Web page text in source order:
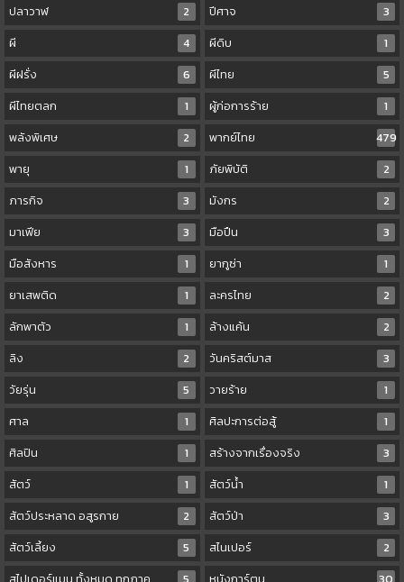
ปลาวาฬ
2 ปีศาจ
3
ผี
4 ผีดิบ
1
ผีฝรั่ง
6 ผีไทย
5
ผีไทยตลก
1 ผู้ก่อการร้าย
1
พลังพิเศษ
2 พากย์ไทย
479
พายุ
1 ภัยพิบัติ
2
ภารกิจ
3 มังกร
2
มาเฟีย
3 มือปืน
3
มือสังหาร
1 ยากูซ่า
1
ยาเสพติด
1 ละครไทย
2
ลักพาตัว
1 ล้างแค้น
2
ลิง
2 วันคริสต์มาส
3
วัยรุ่น
5 วายร้าย
1
ศาล
1 ศิลปะการต่อสู้
1
ศิลปิน
1 สร้างจากเรื่องจริง
3
สัตว์
1 สัตว์น้ำ
1
สัตว์ประหลาด อสูรกาย
2 สัตว์ป่า
3
สัตว์เลี้ยง
5 สไนเปอร์
2